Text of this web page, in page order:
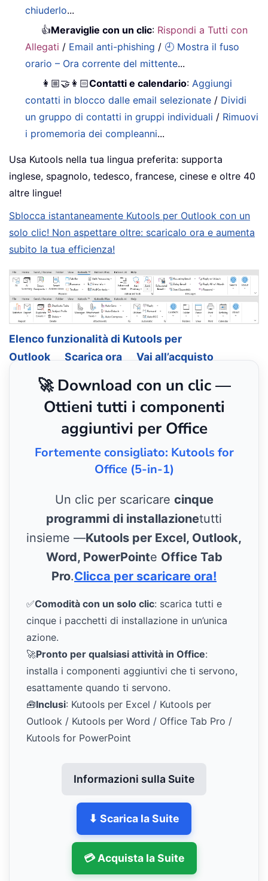
chiuderlo...
👍Meraviglie con un clic: Rispondi a Tutti con
Allegati / Email anti-phishing / 🕘 Mostra il fuso
orario – Ora corrente del mittente...
👩🏼‍🤝‍👩🏻Contatti e calendario: Aggiungi
contatti in blocco dalle email selezionate / Dividi
un gruppo di contatti in gruppi individuali / Rimuovi
i promemoria dei compleanni...
Usa Kutools nella tua lingua preferita: supporta
inglese, spagnolo, tedesco, francese, cinese e oltre 40
altre lingue!
Sblocca istantaneamente Kutools per Outlook con un
solo clic! Non aspettare oltre: scaricalo ora e aumenta
subito la tua efficienza!
Elenco funzionalità di Kutools per
Outlook
Scarica ora Vai all’acquisto
🚀 Download con un clic —
Ottieni tutti i componenti
aggiuntivi per Office
Fortemente consigliato: Kutools for
Office (5-in-1)
Un clic per scaricare cinque
programmi di installazionetutti
insieme —Kutools per Excel, Outlook,
Word, PowerPointe Office Tab
Pro.Clicca per scaricare ora!
✅Comodità con un solo clic: scarica tutti e
cinque i pacchetti di installazione in un’unica
azione.
🚀Pronto per qualsiasi attività in Office:
installa i componenti aggiuntivi che ti servono,
esattamente quando ti servono.
🧰Inclusi: Kutools per Excel / Kutools per
Outlook / Kutools per Word / Office Tab Pro /
Kutools for PowerPoint
Informazioni sulla Suite
⬇ Scarica la Suite
💳 Acquista la Suite